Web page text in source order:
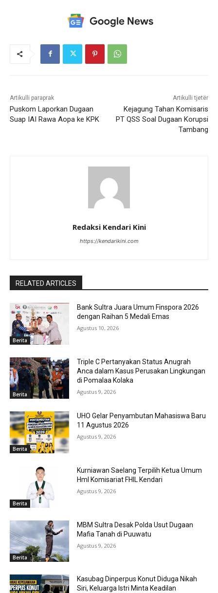
Artikulli paraprak
Puskom Laporkan Dugaan
Suap IAI Rawa Aopa ke KPK
Artikulli tjetër
Kejagung Tahan Komisaris
PT QSS Soal Dugaan Korupsi
Tambang
Redaksi Kendari Kini
https://kendarikini.com
RELATED ARTICLES
Berita
Bank Sultra Juara Umum Finspora 2026
dengan Raihan 5 Medali Emas
Agustus 10, 2026
Berita
Triple C Pertanyakan Status Anugrah
Anca dalam Kasus Perusakan Lingkungan
di Pomalaa Kolaka
Agustus 9, 2026
Berita
UHO Gelar Penyambutan Mahasiswa Baru
11 Agustus 2026
Agustus 9, 2026
Berita
Kurniawan Saelang Terpilih Ketua Umum
HmI Komisariat FHIL Kendari
Agustus 9, 2026
Berita
MBM Sultra Desak Polda Usut Dugaan
Mafia Tanah di Puuwatu
Agustus 9, 2026
Kasubag Dinperpus Konut Diduga Nikah
Siri, Keluarga Istri Minta Keadilan